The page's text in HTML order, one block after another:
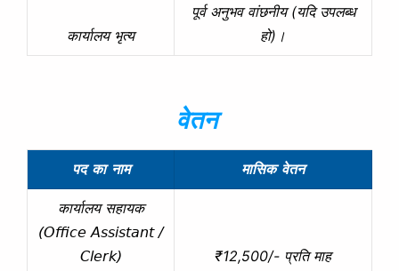
कार्यालय भृत्य
पूर्व अनुभव वांछनीय (यदि उपलब्ध
हो)।
वेतन
पद का नाम मासिक वेतन
कार्यालय सहायक
(Office Assistant /
Clerk)
₹12,500/- प्रति माह